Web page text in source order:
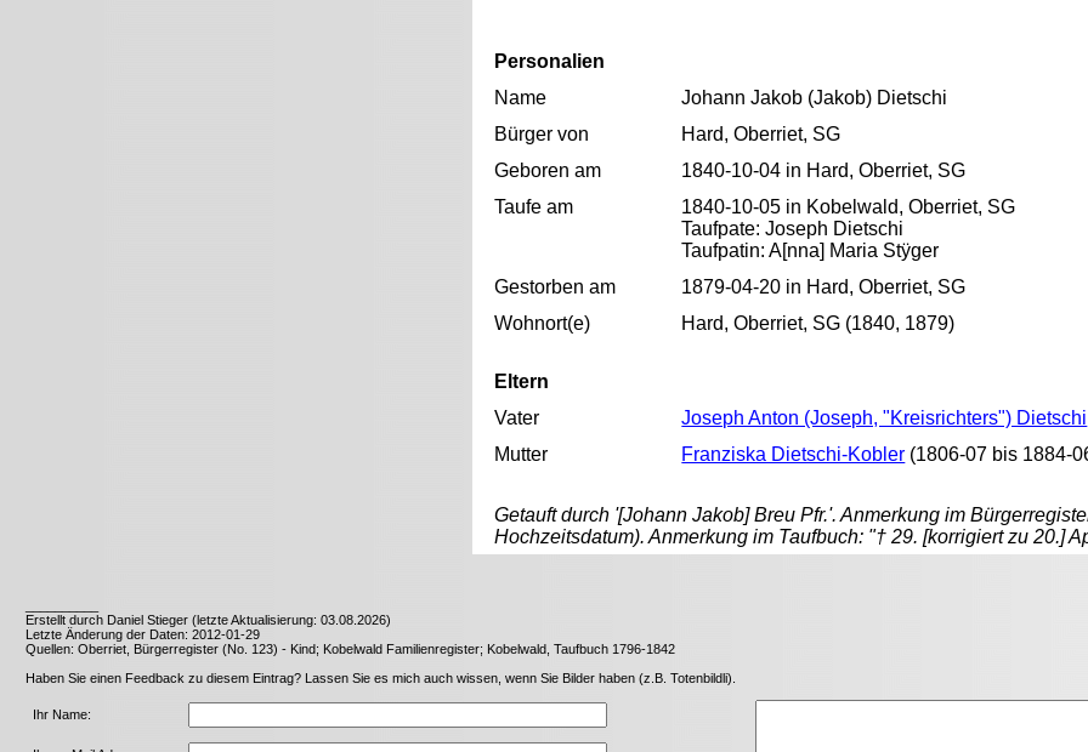
Personalien
Name
Johann Jakob (Jakob) Dietschi
Bürger von
Hard, Oberriet, SG
Geboren am
1840-10-04 in Hard, Oberriet, SG
Taufe am
1840-10-05 in Kobelwald, Oberriet, SG
Taufpate: Joseph Dietschi
Taufpatin: A[nna] Maria Stÿger
Gestorben am
1879-04-20 in Hard, Oberriet, SG
Wohnort(e)
Hard, Oberriet, SG (1840, 1879)
Eltern
Vater
Joseph Anton (Joseph, "Kreisrichters") Dietschi
Mutter
Franziska Dietschi-Kobler (1806-07 bis 1884-
Getauft durch '[Johann Jakob] Breu Pfr.'. Anmerkung im
Hochzeitsdatum). Anmerkung im Taufbuch: "† 29. [korrigiert zu 20.]
Erstellt durch Daniel Stieger (letzte Aktualisierung: 03.08.2026)
Letzte Änderung der Daten: 2012-01-29
Quellen: Oberriet, Bürgerregister (No. 123) - Kind; Kobelwald Familienregister; Kobelwald, Taufbuch 1796-1842
Haben Sie einen Feedback zu diesem Eintrag? Lassen Sie es mich auch wissen, wenn Sie Bilder haben (z.B. Totenbildli).
Ihr Name: